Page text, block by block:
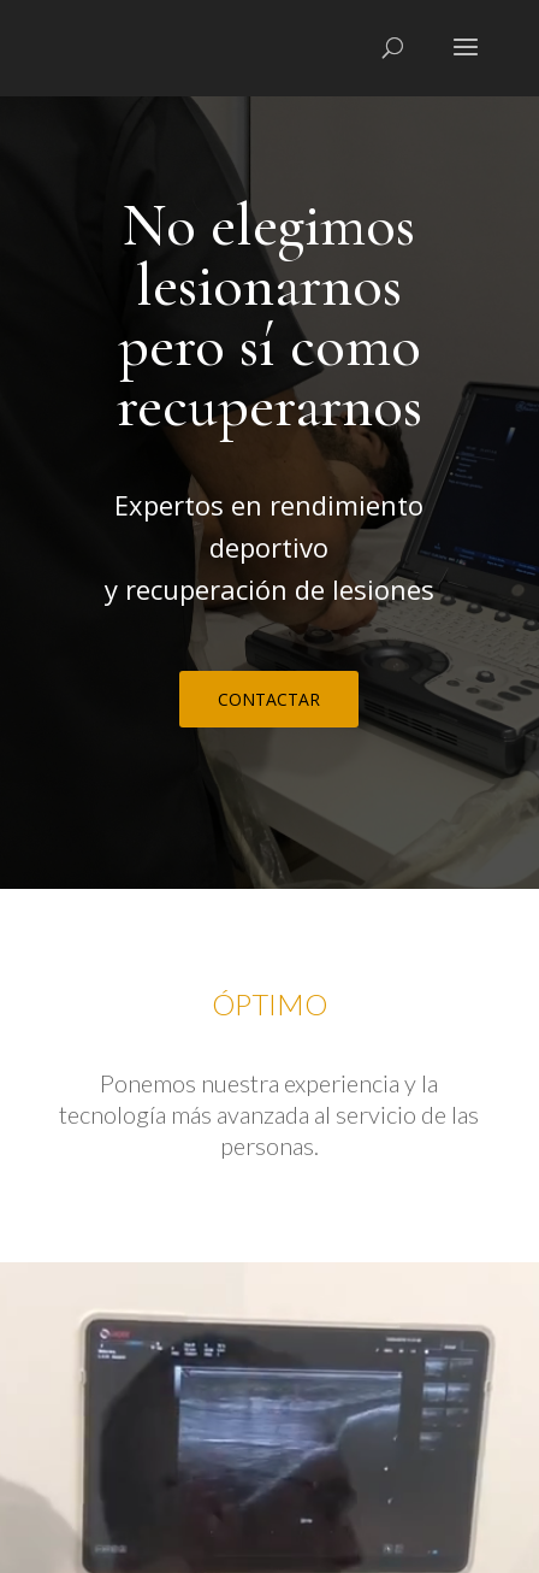
No elegimos
lesionarnos
pero sí como
recuperarnos
Expertos en rendimiento
deportivo
y recuperación de lesiones
CONTACTAR
ÓPTIMO
Ponemos nuestra experiencia y la
tecnología más avanzada al servicio de las
personas.